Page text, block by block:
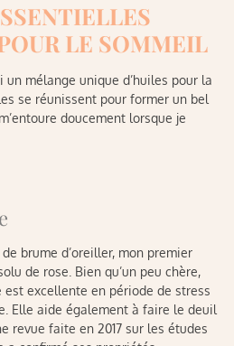
LE SOMMEIL
un mélange unique d’huiles pour la
se réunissent pour former un bel
doucement lorsque je
brume d’oreiller, mon premier
de rose. Bien qu’un peu chère,
excellente en période de stress
Elle aide également à faire le deuil
revue faite en 2017 sur les études